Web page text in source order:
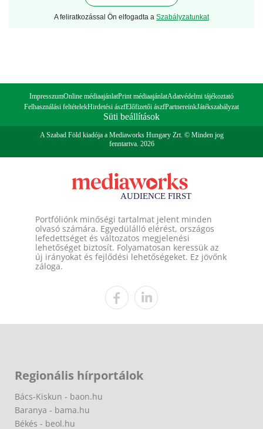
A feliratkozással Ön elfogadta a Szabályzatunkat
ImpresszumOnline médiaajánlatPrint médiaajánlatAdatvédelmi tájékoztató
Felhasználási feltételekHirdetési ászfElőfizetői ászfPartnereinkJátékszabályzat
Süti beállítások
A Szabad Föld kiadója a Mediaworks Hungary Zrt. © Minden jog
fenntartva. 2026
Portfóliónk minőségi tartalmat jelent minden
olvasó számára. Egyedülálló elérést, országos
lefedettséget és változatos megjelenési
lehetőséget biztosít. Folyamatosan keressük az
új irányokat és fejlődési lehetőségeket. Ez jövőnk
záloga.
Regionális hírportálok
Bács-Kiskun - baon.hu
Baranya - bama.hu
Békés - beol.hu